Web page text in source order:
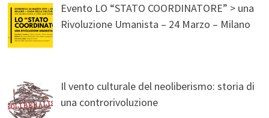
Evento LO “STATO COORDINATORE” > una
Rivoluzione Umanista – 24 Marzo – Milano
Il vento culturale del neoliberismo: storia di
una controrivoluzione